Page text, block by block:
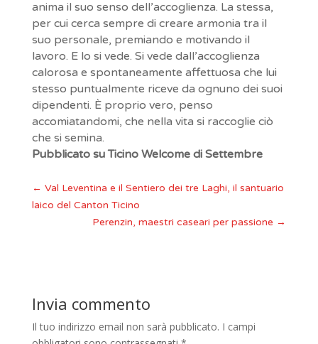
anima il suo senso dell’accoglienza. La stessa,
per cui cerca sempre di creare armonia tra il
suo personale, premiando e motivando il
lavoro. E lo si vede. Si vede dall’accoglienza
calorosa e spontaneamente affettuosa che lui
stesso puntualmente riceve da ognuno dei suoi
dipendenti. È proprio vero, penso
accomiatandomi, che nella vita si raccoglie ciò
che si semina.
Pubblicato su Ticino Welcome di Settembre
← Val Leventina e il Sentiero dei tre Laghi, il santuario
laico del Canton Ticino
Perenzin, maestri caseari per passione →
Invia commento
Il tuo indirizzo email non sarà pubblicato. I campi